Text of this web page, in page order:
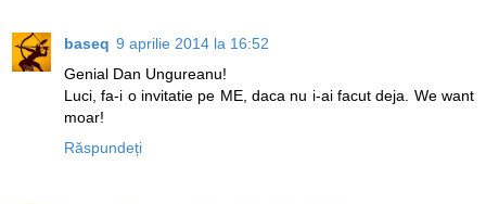
baseq 9 aprilie 2014 la 16:52
Genial Dan Ungureanu!
Luci, fa-i o invitatie pe ME, daca nu i-ai facut deja. We want
moar!
Răspundeți